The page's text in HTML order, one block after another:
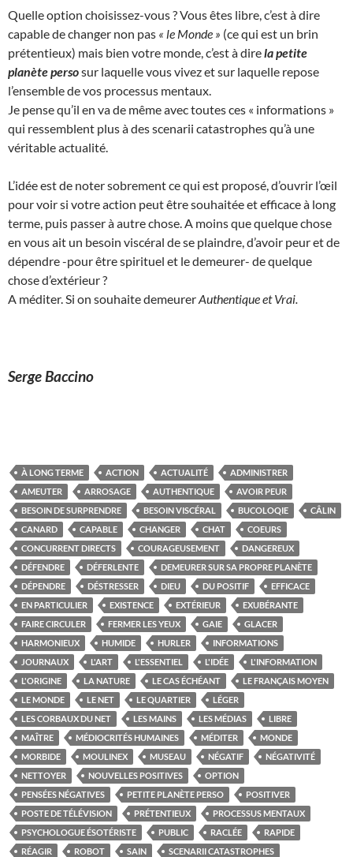
Quelle option choisissez-vous ? Vous êtes libre, c’est à dire
capable de changer non pas « le Monde » (ce qui est un brin
prétentieux) mais bien votre monde, c’est à direla petite
planète persosur laquelle vous vivez et sur laquelle repose
l’ensemble de vos processus mentaux.
Je pense qu’il en va de même avec toutes ces « informations »
qui ressemblent plus à des scenarii catastrophes qu’à une
véritable actualité.
L’idée est de noter sobrement ce qui est proposé, d’ouvrir l’œil
pour voir si votre action peut être souhaitée et efficace à long
terme, puis passer à autre chose. A moins que quelque chose
en vous ait un besoin viscéral de se plaindre, d’avoir peur et de
dépendre -pour être spirituel et le demeurer- de quelque
chose d’extérieur ?
A méditer. Si on souhaite demeurerAuthentique et Vrai.
Serge Baccino
À LONG TERME ACTION ACTUALITÉ
ADMINISTRER
AMEUTER
ARROSAGE AUTHENTIQUE
AVOIR PEUR
BESOIN DE SURPRENDRE
BESOIN VISCÉRAL BUCOLOQIE
CÂLIN
CANARD
CAPABLE CHANGER CHAT
COEURS
CONCURRENT DIRECTS
COURAGEUSEMENT
DANGEREUX
DÉFENDRE
DÉFERLENTE
DEMEURER SUR SA PROPRE PLANÈTE
DÉPENDRE
DÉSTRESSER DIEU DU POSITIF
EFFICACE
EN PARTICULIER
EXISTENCE EXTÉRIEUR
EXUBÉRANTE
FAIRE CIRCULER
FERMER LES YEUX GAIE
GLACER
HARMONIEUX
HUMIDE HURLER
INFORMATIONS
JOURNAUX
L'ART L'ESSENTIEL L'IDÉE
L'INFORMATION
L'ORIGINE
LA NATURE LE CAS ÉCHÉANT
LE FRANÇAIS MOYEN
LE MONDE
LE NET LE QUARTIER
LÉGER
LES CORBAUX DU NET
LES MAINS LES MÉDIAS
LIBRE
MAÎTRE
MÉDIOCRITÉS HUMAINES MÉDITER
MONDE
MORBIDE
MOULINEX MUSEAU NÉGATIF
NÉGATIVITÉ
NETTOYER
NOUVELLES POSITIVES
OPTION
PENSÉES NÉGATIVES
PETITE PLANÈTE PERSO
POSITIVER
POSTE DE TÉLÉVISION
PRÉTENTIEUX
PROCESSUS MENTAUX
PSYCHOLOGUE ÉSOTÉRISTE
PUBLIC RACLÉE
RAPIDE
RÉAGIR
ROBOT SAIN
SCENARII CATASTROPHES